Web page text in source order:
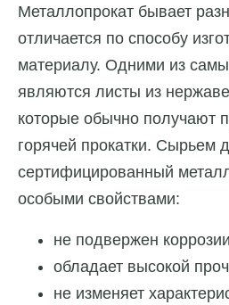
Металлопрокат бывает
отличается по способу
материалу. Одними из
являются листы из
которые обычно получают
горячей прокатки. Сырьем
сертифицированный
особыми свойствами:
не подвержен
обладает высокой
не изменяет